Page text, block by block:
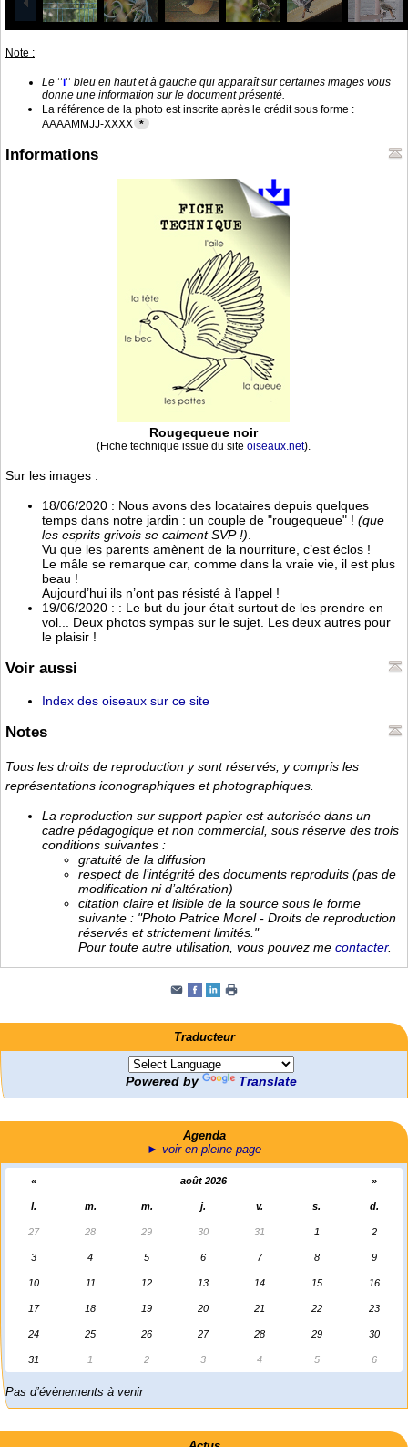
Note :
Le ’’i’’ bleu en haut et à gauche qui apparaît sur certaines images vous
donne une information sur le document présenté.
La référence de la photo est inscrite après le crédit sous forme :
AAAAMMJJ-XXXX *
Informations
Rougequeue noir
(Fiche technique issue du site oiseaux.net).
Sur les images :
18/06/2020 : Nous avons des locataires depuis quelques
temps dans notre jardin : un couple de "rougequeue" ! (que
les esprits grivois se calment SVP !).
Vu que les parents amènent de la nourriture, c’est éclos !
Le mâle se remarque car, comme dans la vraie vie, il est plus
beau !
Aujourd’hui ils n’ont pas résisté à l’appel !
19/06/2020 : : Le but du jour était surtout de les prendre en
vol... Deux photos sympas sur le sujet. Les deux autres pour
le plaisir !
Voir aussi
Index des oiseaux sur ce site
Notes
Tous les droits de reproduction y sont réservés, y compris les
représentations iconographiques et photographiques.
La reproduction sur support papier est autorisée dans un
cadre pédagogique et non commercial, sous réserve des trois
conditions suivantes :
gratuité de la diffusion
respect de l’intégrité des documents reproduits (pas de
modification ni d’altération)
citation claire et lisible de la source sous le forme
suivante : "Photo Patrice Morel - Droits de reproduction
réservés et strictement limités."
Pour toute autre utilisation, vous pouvez me contacter.
Traducteur
Powered by Translate
Agenda
► voir en pleine page
« août 2026 »
l. m. m. j. v. s. d.
27 28 29 30 31 1 2
3 4 5 6 7 8 9
10 11 12 13 14 15 16
17 18 19 20 21 22 23
24 25 26 27 28 29 30
31 1 2 3 4 5 6
Pas d’évènements à venir
er